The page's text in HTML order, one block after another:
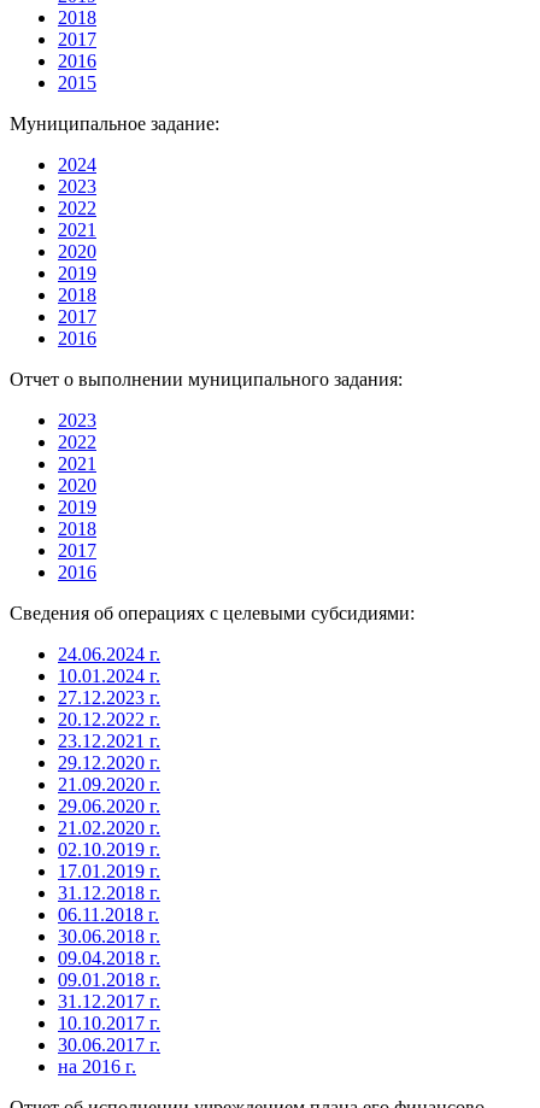
2018
2017
2016
2015
Муниципальное задание:
2024
2023
2022
2021
2020
2019
2018
2017
2016
Отчет о выполнении муниципального задания:
2023
2022
2021
2020
2019
2018
2017
2016
Сведения об операциях с целевыми субсидиями:
24.06.2024 г.
10.01.2024 г.
27.12.2023 г.
20.12.2022 г.
23.12.2021 г.
29.12.2020 г.
21.09.2020 г.
29.06.2020 г.
21.02.2020 г.
02.10.2019 г.
17.01.2019 г.
31.12.2018 г.
06.11.2018 г.
30.06.2018 г.
09.04.2018 г.
09.01.2018 г.
31.12.2017 г.
10.10.2017 г.
30.06.2017 г.
на 2016 г.